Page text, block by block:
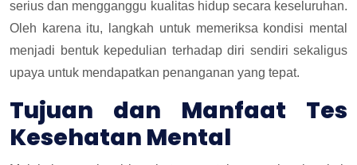
serius dan mengganggu kualitas hidup secara keseluruhan.
Oleh karena itu, langkah untuk memeriksa kondisi mental
menjadi bentuk kepedulian terhadap diri sendiri sekaligus
upaya untuk mendapatkan penanganan yang tepat.
Tujuan dan Manfaat Tes
Kesehatan Mental